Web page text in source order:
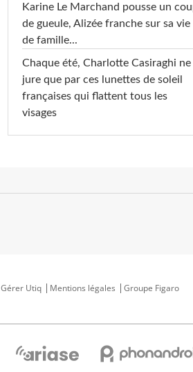
Module
rangement/table...
Objets créatifs
ceci
Karine Le Marchand pousse un
de gueule, Alizée franche sur sa vie
de famille...
Chaque été, Charlotte Casiraghi ne
jure que par ces lunettes de soleil
françaises qui flattent tous les
visages
Gérer Utiq Mentions légales
Groupe Figaro